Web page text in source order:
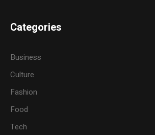
Categories
Business
Culture
Fashion
Food
Tech